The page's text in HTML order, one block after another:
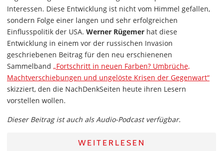
Interessen. Diese Entwicklung ist nicht vom Himmel gefallen,
sondern Folge einer langen und sehr erfolgreichen
Einflusspolitik der USA. Werner Rügemer hat diese
Entwicklung in einem vor der russischen Invasion
geschriebenen Beitrag für den neu erschienenen
Sammelband „Fortschritt in neuen Farben? Umbrüche,
Machtverschiebungen und ungelöste Krisen der Gegenwart“
skizziert, den die NachDenkSeiten heute ihren Lesern
vorstellen wollen.
Dieser Beitrag ist auch als Audio-Podcast verfügbar.
WEITERLESEN